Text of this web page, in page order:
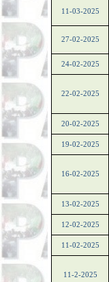
11-03-2025
27-02-2025
24-02-2025
22-02-2025
20-02-2025
19-02-2025
16-02-2025
13-02-2025
12-02-2025
11-02-2025
11-2-2025